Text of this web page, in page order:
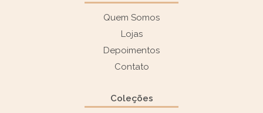
Quem Somos
Lojas
Depoimentos
Contato
Coleções